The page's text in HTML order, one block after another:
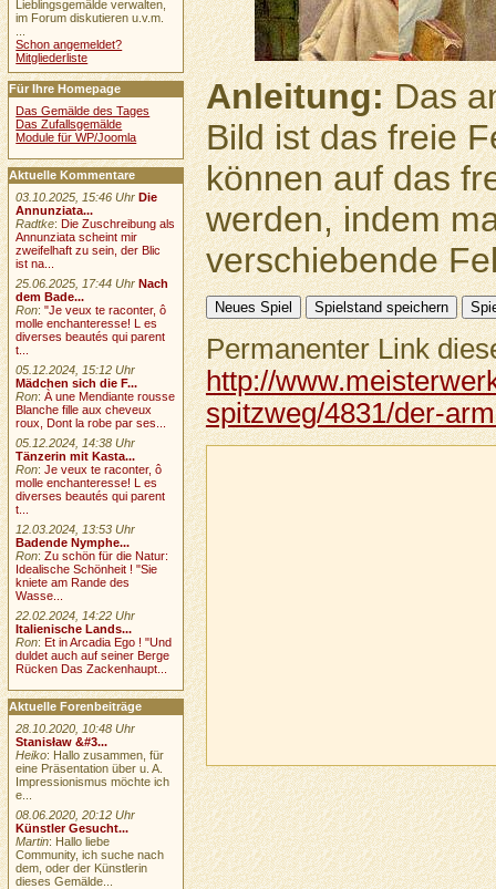
Anleitung:Das
Bild ist das freie
können auf das
werden, indem
verschiebende
Permanenter Link
http://
spitzweg/4831/der-
Lieblingsgemälde verwalten,
im Forum diskutieren u.v.m.
Schon angemeldet?
Mitgliederliste
Für Ihre Homepage
Das Gemälde des Tages
Das Zufallsgemälde
Module für WP/Joomla
Aktuelle Kommentare
03.10.2025, 15:46 Uhr Die
Annunziata...
Radtke: Die Zuschreibung als
Annunziata scheint mir
zweifelhaft zu sein, der Blic
ist na...
25.06.2025, 17:44 Uhr Nach
dem Bade...
Ron:"Je veux te raconter, ô
molle enchanteresse! L es
diverses beautés qui parent
t...
05.12.2024, 15:12 Uhr
Mädchen sich die F...
Ron:À une Mendiante rousse
Blanche fille aux cheveux
roux, Dont la robe par ses...
05.12.2024, 14:38 Uhr
Tänzerin mit Kasta...
Ron:Je veux te raconter, ô
molle enchanteresse! L es
diverses beautés qui parent
t...
12.03.2024, 13:53 Uhr
Badende Nymphe...
Ron:Zu schön für die Natur:
Idealische Schönheit ! "Sie
kniete am Rande des
Wasse...
22.02.2024, 14:22 Uhr
Italienische Lands...
Ron:Et in Arcadia Ego ! "Und
duldet auch auf seiner Berge
Rücken Das Zackenhaupt...
Aktuelle Forenbeiträge
28.10.2020, 10:48 Uhr
Stanisław &#3...
Heiko: Hallo zusammen, für
eine Präsentation über u. A.
Impressionismus möchte ich
e...
08.06.2020, 20:12 Uhr
Künstler Gesucht...
Martin: Hallo liebe
Community, ich suche nach
dem, oder der Künstlerin
dieses Gemälde...